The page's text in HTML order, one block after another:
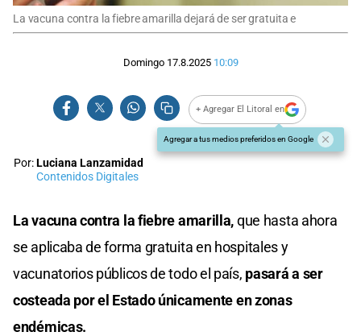
La vacuna contra la fiebre amarilla dejará de ser gratuita e
Domingo 17.8.2025 10:09
+ Agregar El Litoral en
Agregar a tus medios preferidos en Google
Por:Luciana Lanzamidad
Contenidos Digitales
La vacuna contra la fiebre amarilla,que hasta ahora
se aplicaba de forma gratuita en hospitales y
vacunatorios públicos de todo el país, pasará a ser
costeada por el Estado únicamente en zonas
endémicas.